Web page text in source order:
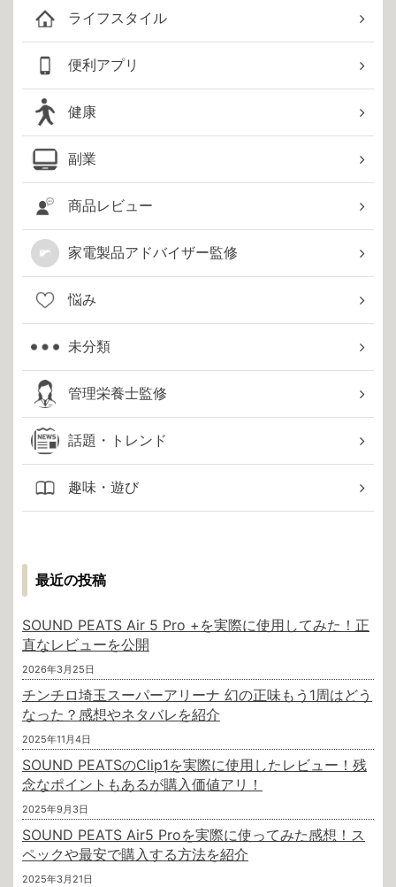
ライフスタイル
便利アプリ
健康
副業
商品レビュー
家電製品アドバイザー監修
悩み
未分類
管理栄養士監修
話題・トレンド
趣味・遊び
最近の投稿
SOUND PEATS Air 5 Pro +を実際に使用してみた！正
直なレビューを公開
2026年3月25日
チンチロ埼玉スーパーアリーナ 幻の正味もう1周はどう
なった？感想やネタバレを紹介
2025年11月4日
SOUND PEATSのClip1を実際に使用したレビュー！残
念なポイントもあるが購入価値アリ！
2025年9月3日
SOUND PEATS Air5 Proを実際に使ってみた感想！ス
ペックや最安で購入する方法を紹介
2025年3月21日